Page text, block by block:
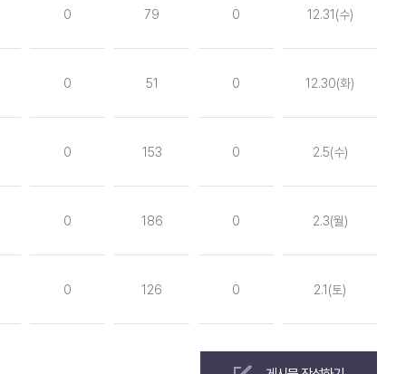
0 79 0 12.31(수)
0 51 0 12.30(화)
0 153 0 2.5(수)
0 186 0 2.3(월)
0 126 0 2.1(토)